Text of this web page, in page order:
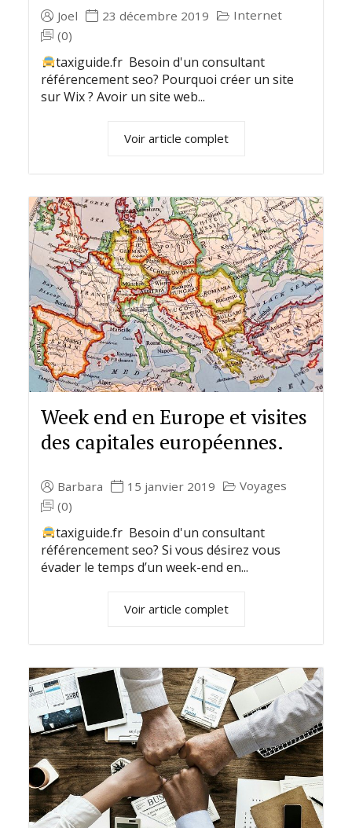
Joel 23 décembre 2019
Internet
(0)
taxiguide.fr Besoin d'un consultant
référencement seo? Pourquoi créer un site
sur Wix ? Avoir un site web...
Voir article complet
Week end en Europe et visites
des capitales européennes.
Barbara 15 janvier 2019
Voyages
(0)
taxiguide.fr Besoin d'un consultant
référencement seo? Si vous désirez vous
évader le temps d’un week-end en...
Voir article complet